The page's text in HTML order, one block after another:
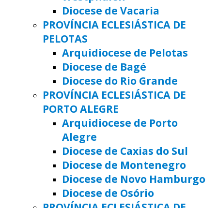
Diocese de Vacaria
PROVÍNCIA ECLESIÁSTICA DE
PELOTAS
Arquidiocese de Pelotas
Diocese de Bagé
Diocese do Rio Grande
PROVÍNCIA ECLESIÁSTICA DE
PORTO ALEGRE
Arquidiocese de Porto
Alegre
Diocese de Caxias do Sul
Diocese de Montenegro
Diocese de Novo Hamburgo
Diocese de Osório